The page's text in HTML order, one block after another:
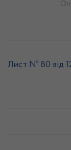
Лист № 80 від